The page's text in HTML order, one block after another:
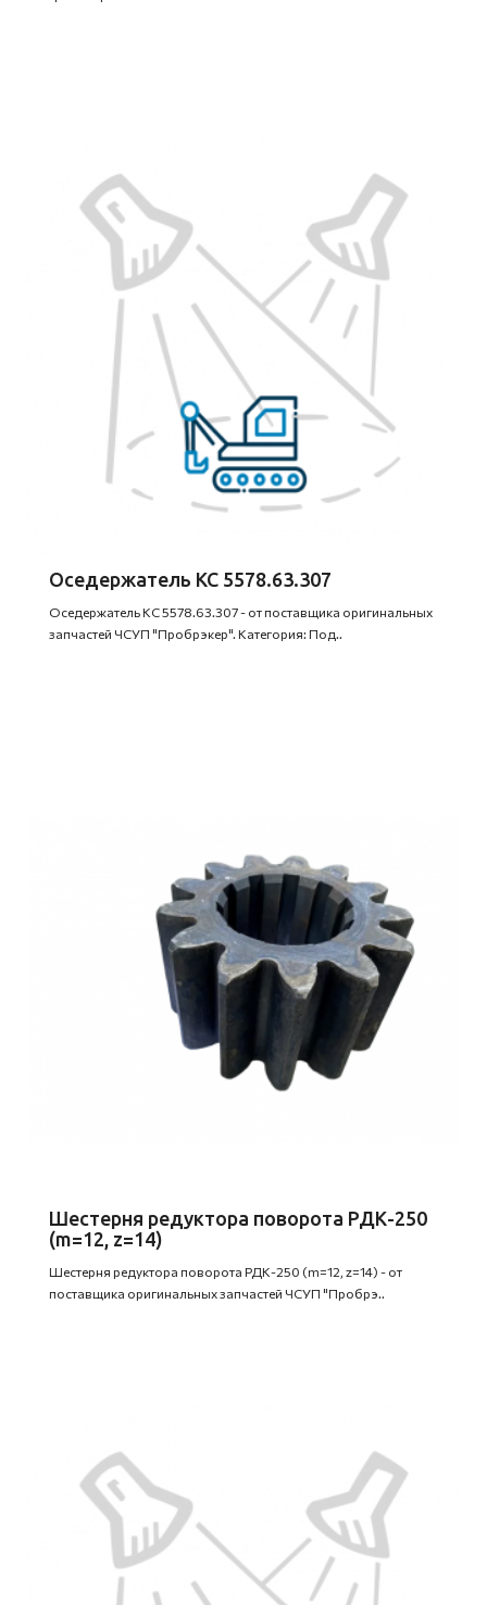
Оседержатель КС 5578.63.307
Оседержатель КС 5578.63.307 - от поставщика оригинальных
запчастей ЧСУП "Пробрэкер". Категория: Под..
Шестерня редуктора поворота РДК-250
(m=12, z=14)
Шестерня редуктора поворота РДК-250 (m=12, z=14) - от
поставщика оригинальных запчастей ЧСУП "Пробрэ..